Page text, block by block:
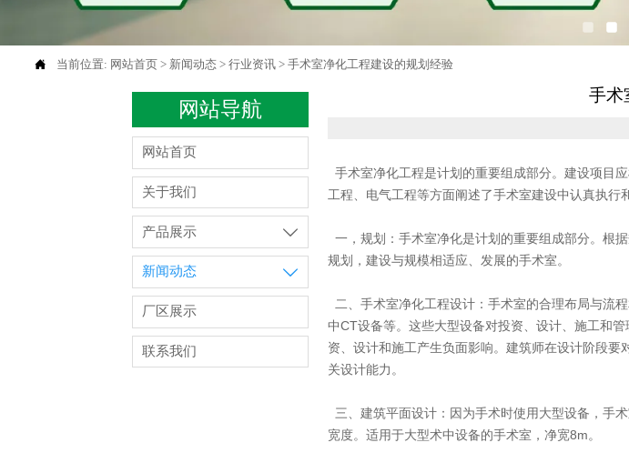
 当前位置: 网站首页> 新闻动态> 行业资讯> 手术室净化工程建设的规划经验
网站导航
网站首页
关于我们
产品展示 
新闻动态 
厂区展示
联系我们
手术
手术室净化工程是计划的重要组成部分。建设项目
工程、电气工程等方面阐述了手术室建设中认真执行
一，规划：手术室净化是计划的重要组成部分。根
规划，建设与规模相适应、发展的手术室。
二、手术室净化工程设计：手术室的合理布局与流
中CT设备等。这些大型设备对投资、设计、施工和
资、设计和施工产生负面影响。建筑师在设计阶段
关设计能力。
三、建筑平面设计：因为手术时使用大型设备，手
宽度。适用于大型术中设备的手术室，净宽8m。